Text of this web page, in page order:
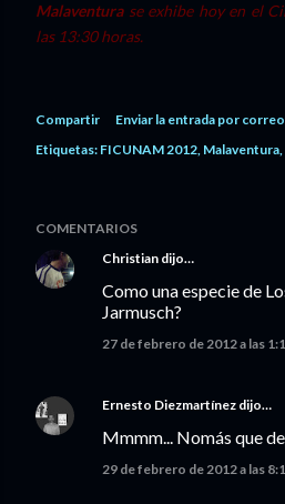
Malaventurase exhibe hoy en el
las 13:30 horas.
Compartir
Enviar la entrada por
Etiquetas: FICUNAM 2012 Malaventura
COMENTARIOS
Christian dijo…
Como una especie de
Jarmusch?
27 de febrero de 2012 a las
Ernesto Diezmartínez dijo…
Mmmm... Nomás que
29 de febrero de 2012 a las